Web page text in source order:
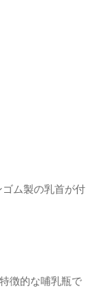
ム製の乳首が付
徴的な哺乳瓶で